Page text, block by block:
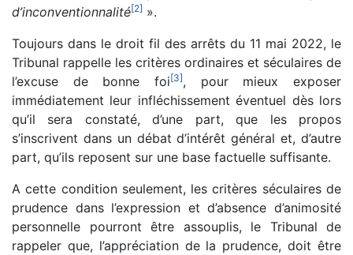
d’inconventionnalité[2] ».
Toujours dans le droit fil des arrêts du 11 mai 2022, le
Tribunal rappelle les critères ordinaires et séculaires de
l’excuse de bonne foi[3], pour mieux exposer
immédiatement leur infléchissement éventuel dès lors
qu’il sera constaté, d’une part, que les propos
s’inscrivent dans un débat d’intérêt général et, d’autre
part, qu’ils reposent sur une base factuelle suffisante.
A cette condition seulement, les critères séculaires de
prudence dans l’expression et d’absence d’animosité
personnelle pourront être assouplis, le Tribunal de
rappeler que, l’appréciation de la prudence, doit être